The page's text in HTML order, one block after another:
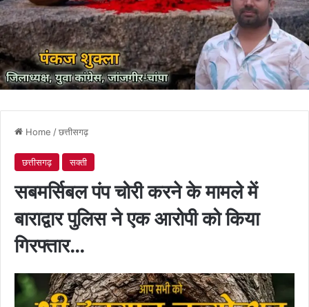
Home /छत्तीसगढ़
छत्तीसगढ़ सक्ती
सबमर्सिबल पंप चोरी करने के मामले में
बाराद्वार पुलिस ने एक आरोपी को किया
गिरफ्तार…